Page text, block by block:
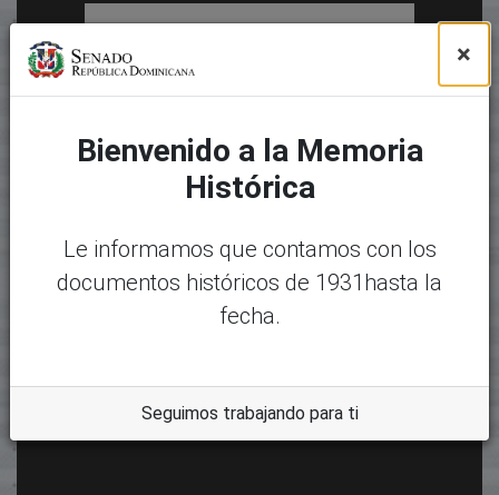
×
Bienvenido a la Memoria
Histórica
Le informamos que contamos con los
documentos históricos de 1931hasta la
fecha.
Seguimos trabajando para ti